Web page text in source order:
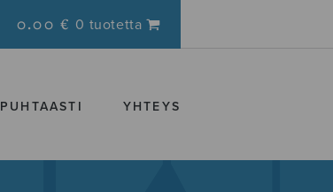
0.00 € 0 tuotetta
PUHTAASTI YHTEYS